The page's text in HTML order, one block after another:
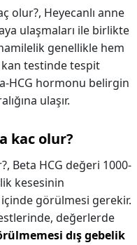
olur?, Heyecanlı anne
ulaşmaları ile birlikte
genellikle hem
testinde tespit
HCG hormonu belirgin
ulaşır.
kac olur?
Beta HCG değeri 1000-
kesesinin
görülmesi gerekir.
değerlerde
dış gebelik